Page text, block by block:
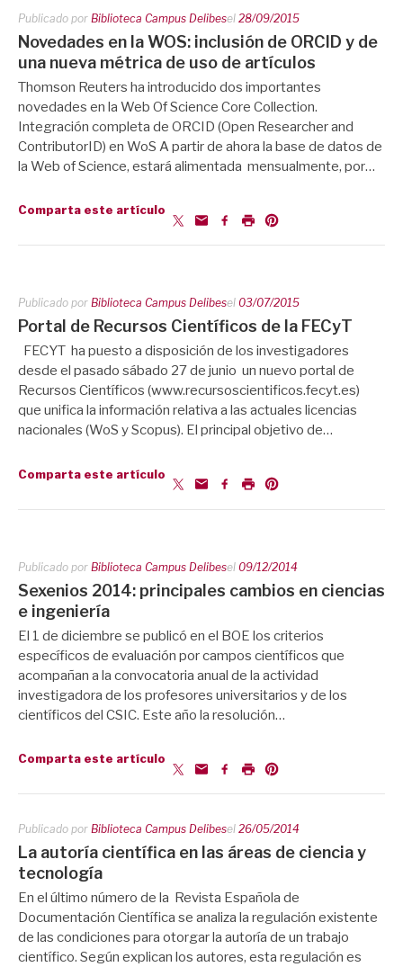
Publicado por Biblioteca Campus Delibesel 28/09/2015
Novedades en la WOS: inclusión de ORCID y de
una nueva métrica de uso de artículos
Thomson Reuters ha introducido dos importantes
novedades en la Web Of Science Core Collection.
Integración completa de ORCID (Open Researcher and
ContributorID) en WoS A partir de ahora la base de datos de
la Web of Science, estará alimentada mensualmente, por…
Comparta este artículo
Publicado por Biblioteca Campus Delibesel 03/07/2015
Portal de Recursos Científicos de la FECyT
FECYT ha puesto a disposición de los investigadores
desde el pasado sábado 27 de junio un nuevo portal de
Recursos Científicos (www.recursoscientificos.fecyt.es)
que unifica la información relativa a las actuales licencias
nacionales (WoS y Scopus). El principal objetivo de…
Comparta este artículo
Publicado por Biblioteca Campus Delibesel 09/12/2014
Sexenios 2014: principales cambios en ciencias
e ingeniería
El 1 de diciembre se publicó en el BOE los criterios
específicos de evaluación por campos científicos que
acompañan a la convocatoria anual de la actividad
investigadora de los profesores universitarios y de los
científicos del CSIC. Este año la resolución…
Comparta este artículo
Publicado por Biblioteca Campus Delibesel 26/05/2014
La autoría científica en las áreas de ciencia y
tecnología
En el último número de la Revista Española de
Documentación Científica se analiza la regulación existente
de las condiciones para otorgar la autoría de un trabajo
científico. Según explican los autores, esta regulación es